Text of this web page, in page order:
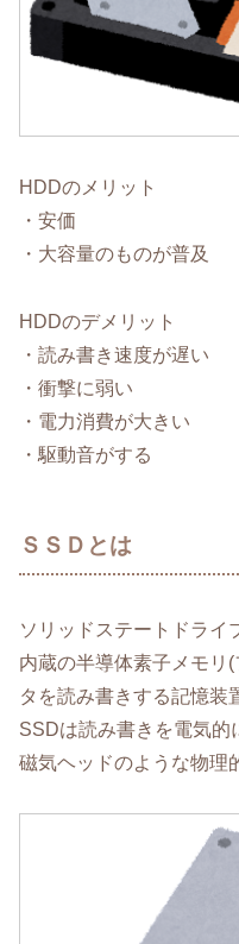
HDDのメリット
・安価
・大容量のものが普及
HDDのデメリット
・読み書き速度が遅い
・衝撃に弱い
・電力消費が大きい
・駆動音がする
ＳＳＤとは
ソリッドステートドライ
内蔵の半導体素子メモリ
タを読み書きする記憶装
SSDは読み書きを電気的
磁気ヘッドのような物理